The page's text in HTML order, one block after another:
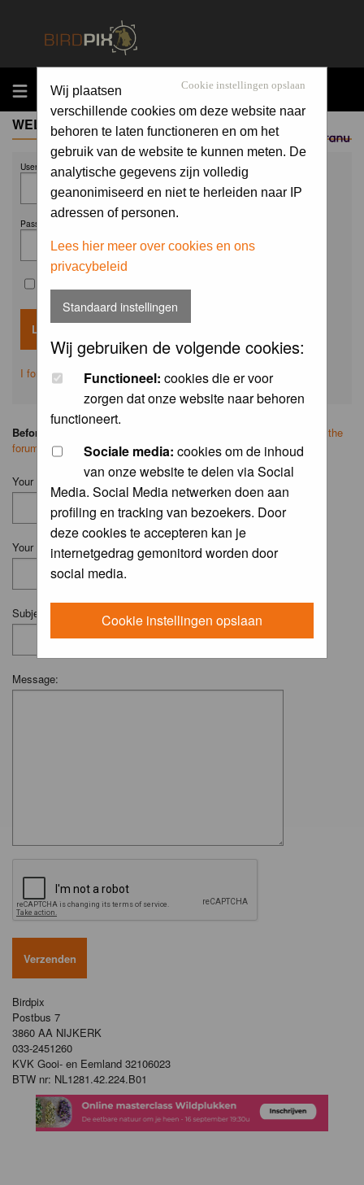
MENU
Sponsored by
Cookie instellingen opslaan
Wij plaatsen
verschillende cookies om deze website naar
behoren te laten functioneren en om het
gebruik van de website te kunnen meten. De
analytische gegevens zijn volledig
geanonimiseerd en niet te herleiden naar IP
adressen of personen.
Lees hier meer over cookies en ons
privacybeleid
Standaard instellingen
Wij gebruiken de volgende cookies:
Functioneel: cookies die er voor
zorgen dat onze website naar behoren
functioneert.
Sociale media: cookies om de inhoud
van onze website te delen via Social
Media. Social Media netwerken doen aan
profiling en tracking van bezoekers. Door
deze cookies te accepteren kan je
internetgedrag gemonitord worden door
social media.
Cookie instellingen opslaan
WELCOME GUEST
Username:
Password:
I forgot my password
Before you ask your question:
search on the
forum
first.
Your Name (Fill in your username if you have one):
Your Email:
Subject:
Message:
Birdpix
Postbus 7
3860 AA NIJKERK
033-2451260
KVK Gooi- en Eemland 32106023
BTW nr: NL1281.42.224.B01